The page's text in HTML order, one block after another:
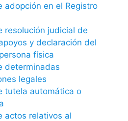
adopción en el Registro
resolución judicial de
y declaración del
física
determinadas
legales
tutela automática o
actos relativos al